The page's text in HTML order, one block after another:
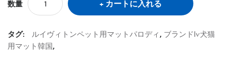
数量 カートに入れる
タグ: ルイヴィトンペット用マットパロディ, ブランドlv犬猫
用マット韓国,